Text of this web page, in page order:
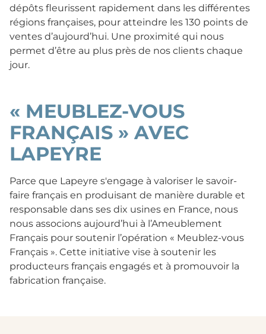
dépôts fleurissent rapidement dans les différentes
régions françaises, pour atteindre les 130 points de
ventes d’aujourd’hui. Une proximité qui nous
permet d’être au plus près de nos clients chaque
jour.
« MEUBLEZ-VOUS
FRANÇAIS » AVEC
LAPEYRE
Parce que Lapeyre s'engage à valoriser le savoir-
faire français en produisant de manière durable et
responsable dans ses dix usines en France, nous
nous associons aujourd’hui à l’Ameublement
Français pour soutenir l’opération « Meublez-vous
Français ». Cette initiative vise à soutenir les
producteurs français engagés et à promouvoir la
fabrication française.